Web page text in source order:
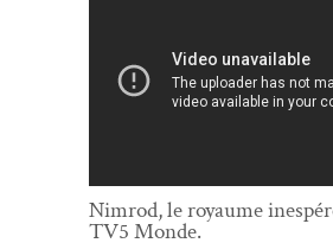
Nim­rod, le roy­aume
TV5 Monde.